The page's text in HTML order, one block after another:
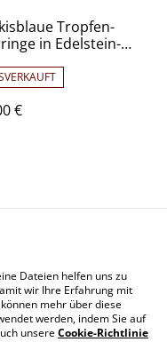
Tropfen-
in Edelstein-
€
Rechtliches
Richtlinie
Dateien helfen uns zu
wir Ihre Erfahrung mit
mehr über diese
werden, indem Sie auf
unsereCookie-Richtlinie